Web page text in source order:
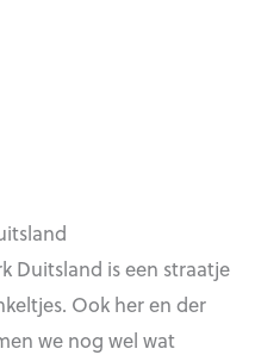
Duitsland is een straatje
Ook her en der
we nog wel wat